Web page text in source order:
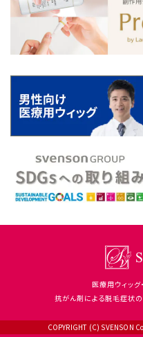
医療用ウィッグ
抗がん剤による脱毛症状
COPYRIGHT (C) SVENSON